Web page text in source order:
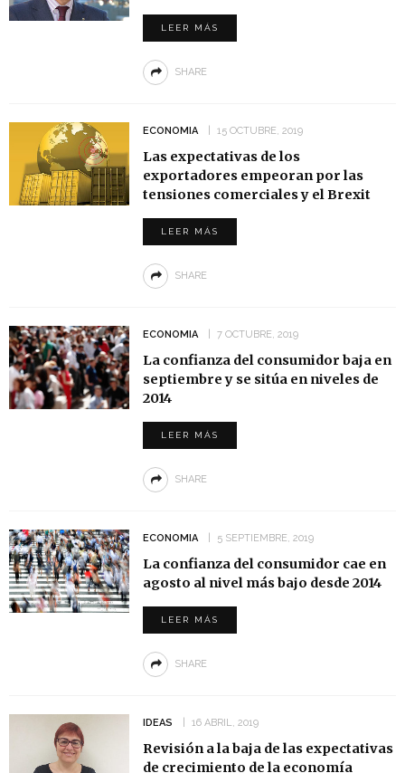
LEER MÁS
SHARE
ECONOMIA 15 OCTUBRE, 2019
Las expectativas de los
exportadores empeoran por las
tensiones comerciales y el Brexit
LEER MÁS
SHARE
ECONOMIA 7 OCTUBRE, 2019
La confianza del consumidor baja en
septiembre y se sitúa en niveles de
2014
LEER MÁS
SHARE
ECONOMIA 5 SEPTIEMBRE, 2019
La confianza del consumidor cae en
agosto al nivel más bajo desde 2014
LEER MÁS
SHARE
IDEAS 16 ABRIL, 2019
Revisión a la baja de las expectativas
de crecimiento de la economía